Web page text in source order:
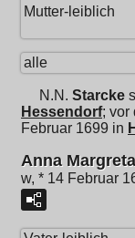
Mutter-leiblich
alle
N.N. Starcke
Hessendorf; vor
Februar 1699 in
Anna
w, * 14 Februar